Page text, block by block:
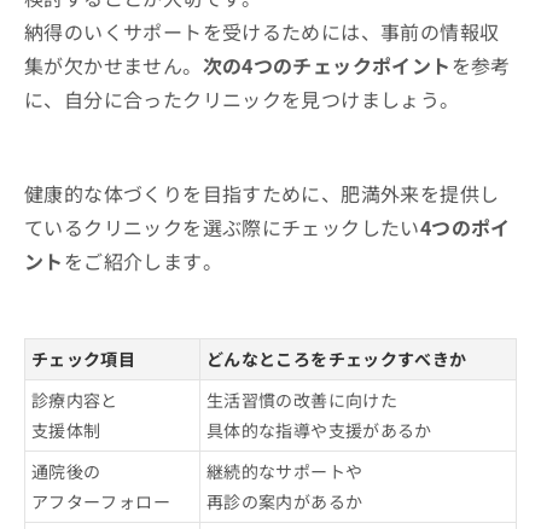
納得のいくサポートを受けるためには、事前の情報収
集が欠かせません。 次の4つのチェックポイントを参考
に、自分に合ったクリニックを見つけましょう。
健康的な体づくりを目指すために、肥満外来を提供し
ているクリニックを選ぶ際にチェックしたい4つのポイ
ントをご紹介します。
チェック項目
どんなところをチェックすべきか
診療内容と
支援体制
生活習慣の改善に向けた
具体的な指導や支援があるか
通院後の
アフターフォロー
継続的なサポートや
再診の案内があるか